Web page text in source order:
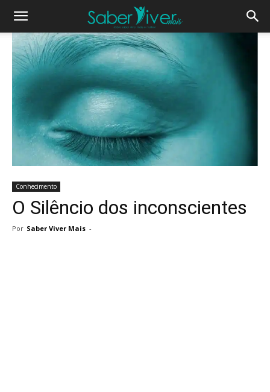
Conhecimento
O Silêncio dos inconscientes
Por Saber Viver Mais -